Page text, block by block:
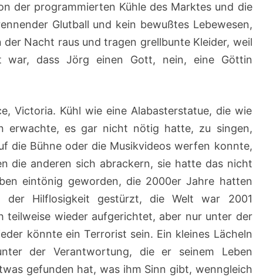
der programmierten Kühle des Marktes und die
Glutball und kein bewußtes Lebewesen,
Nacht raus und tragen grellbunte Kleider, weil
war, dass Jörg einen Gott, nein, eine Göttin
Victoria. Kühl wie eine Alabasterstatue, die wie
erwachte, es gar nicht nötig hatte, zu singen,
die Bühne oder die Musikvideos werfen konnte,
die anderen sich abrackern, sie hatte das nicht
eintönig geworden, die 2000er Jahre hatten
Hilflosigkeit gestürzt, die Welt war 2001
teilweise wieder aufgerichtet, aber nur unter der
könnte ein Terrorist sein. Ein kleines Lächeln
der Verantwortung, die er seinem Leben
gefunden hat, was ihm Sinn gibt, wenngleich